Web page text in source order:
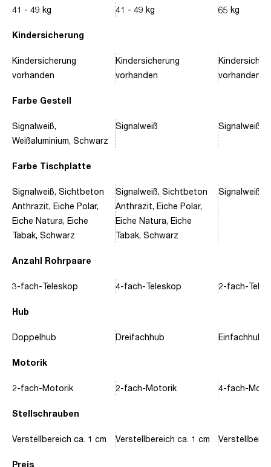
Kindersicherung
Farbe Gestell
Farbe Tischplatte
Anzahl Rohrpaare
Hub
Motorik
Stellschrauben
Preis
41 - 49 kg
Kindersicherung
vorhanden
Signalweiß,
Weißaluminium, Schwarz
Signalweiß, Sichtbeton
Anthrazit, Eiche Polar,
Eiche Natura, Eiche
Tabak, Schwarz
3-fach-Teleskop
Doppelhub
2-fach-Motorik
Verstellbereich ca. 1 cm
41 - 49 kg
Kindersicherung
vorhanden
Signalweiß
Signalweiß, Sichtbeton
Anthrazit, Eiche Polar,
Eiche Natura, Eiche
Tabak, Schwarz
4-fach-Teleskop
Dreifachhub
2-fach-Motorik
Verstellbereich ca. 1 cm
65 kg
vorhanden
Signalweiß,
Signalweiß,
2-fach-
Einfachhub
4-fach-